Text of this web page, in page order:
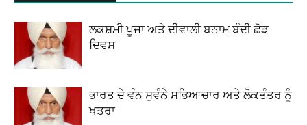
ਲਕਸ਼ਮੀ ਪੂਜਾ ਅਤੇ ਦੀਵਾਲੀ ਬਨਾਮ ਬੰਦੀ ਛੋੜ
ਦਿਵਸ
ਭਾਰਤ ਦੇ ਵੰਨ ਸੁਵੰਨੇ ਸਭਿਆਚਾਰ ਅਤੇ ਲੋਕਤੰਤਰ ਨੂੰ
ਖਤਰਾ